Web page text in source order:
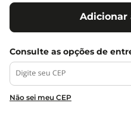
Adicionar
Não sei meu CEP